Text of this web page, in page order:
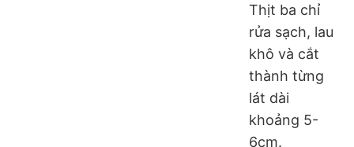
Thịt ba chỉ
rửa sạch, lau
khô và cắt
thành từng
lát dài
khoảng 5-
6cm.